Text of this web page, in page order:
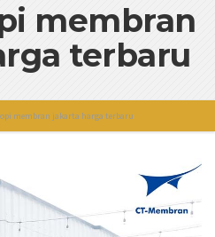
membran
terbaru
membran jakarta harga terbaru